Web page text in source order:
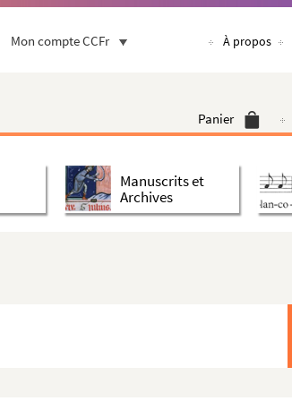
Mon compte CCFr À propos
Panier
Manuscrits et
Archives